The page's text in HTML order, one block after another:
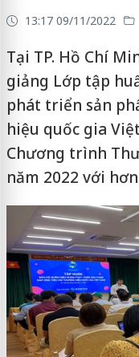
13:17 09/11/2022
Tại TP. Hồ Chí
giảng Lớp tập
phát triển sản
hiệu quốc gia
Chương trình
năm 2022 với